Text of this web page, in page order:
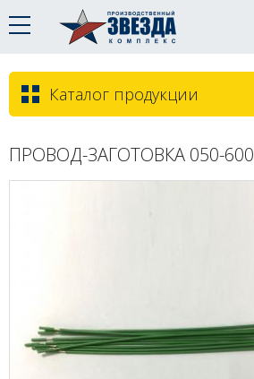
Каталог продукции
ПРОВОД-ЗАГОТОВКА 050-600